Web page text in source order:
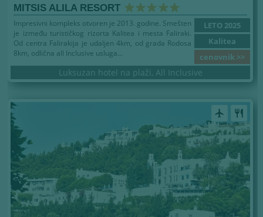
MITSIS ALILA RESORT
LETO 2025
Kalitea
cenovnik >>
Impresivni kompleks otvoren je 2013. godine. Smešten
je između turističkog rizorta Kalitea i mesta Faliraki.
Od centra Falirakija je udaljen 4km, od grada Rodosa
8km, odlična all Inclusive usluga...
Luksuzan hotel na plaži, All Inclusive
airplanemode_active restaurant